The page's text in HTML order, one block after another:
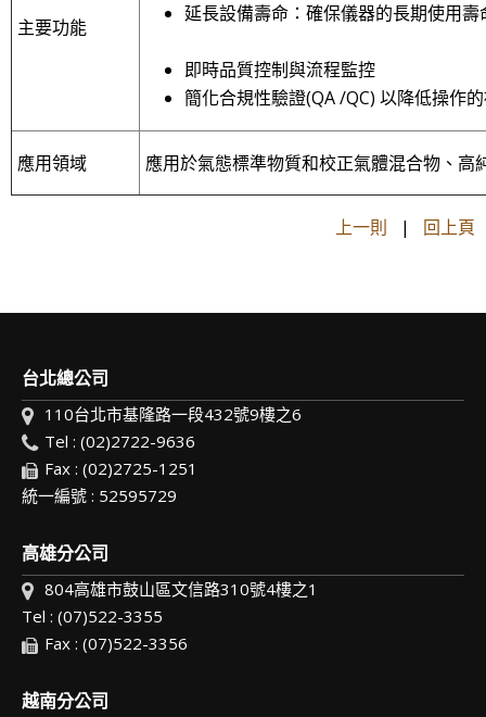
主要功能
延長設備壽命：確保儀器的
即時品質控制與流程監控
簡化合規性驗證(QA /QC) 以降低操作
應用領域 應用於氣態標準物質和校正氣體混合物、高
上一則 | 回上頁
台北總公司
110台北市基隆路一段432號9樓之6
Tel : (02)2722-9636
Fax : (02)2725-1251
統一編號 : 52595729
高雄分公司
804高雄市鼓山區文信路310號4樓之1
Tel : (07)522-3355
Fax : (07)522-3356
越南分公司